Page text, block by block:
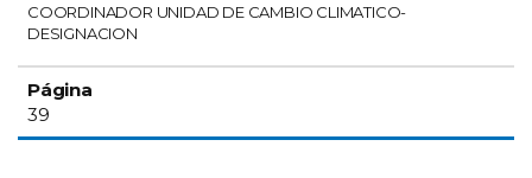
COORDINADOR UNIDAD DE CAMBIO CLIMATICO-
DESIGNACION
39